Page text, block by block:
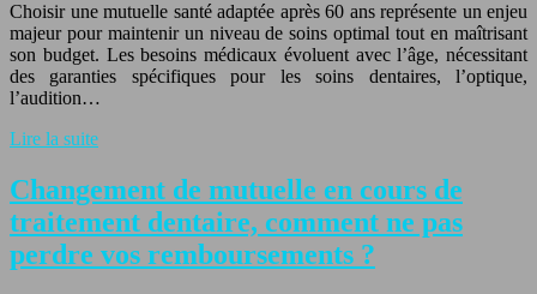
Choisir une mutuelle santé adaptée après 60 ans représente un enjeu
majeur pour maintenir un niveau de soins optimal tout en maîtrisant
son budget. Les besoins médicaux évoluent avec l’âge, nécessitant
des garanties spécifiques pour les soins dentaires, l’optique,
l’audition…
Lire la suite
Changement de mutuelle en cours de
traitement dentaire, comment ne pas
perdre vos remboursements ?